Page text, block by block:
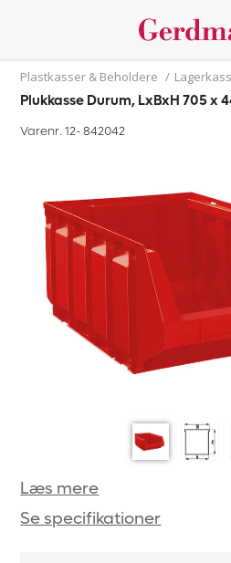
Plastkasser & Beholdere /
Plukkasse Durum, LxBxH 705 x
Varenr. 12-842042
Læs mere
Se specifikationer